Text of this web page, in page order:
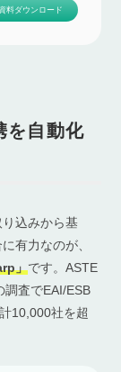
資料ダウンロード
を自動化
込みから基
有力なのが、
」です。ASTE
調査でEAI/ESB
10,000社を超